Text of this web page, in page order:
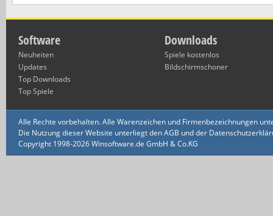
Software
Neuheiten
Updates
Top Downloads
Top Spiele
Downloads
Spiele kostenlos
Bildschirmschoner
Alle Rechte vorbehalten. Alle Warenzeichen und Firmenbezeichnungen
Die Nutzung dieser Website unterliegt den AGB und der
Copyright 1998-2026 Winsoftware.de GmbH & Co.KG